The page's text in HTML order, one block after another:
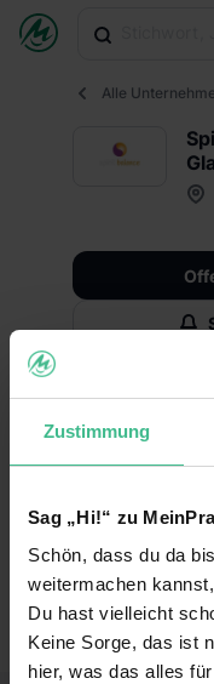
Zustimmung
Sag „Hi!“ zu
Schön, dass du da
weitermachen
Du hast vielleicht
Keine Sorge, das ist
hier, was das alles
Alle
Infos Fakten
Branche